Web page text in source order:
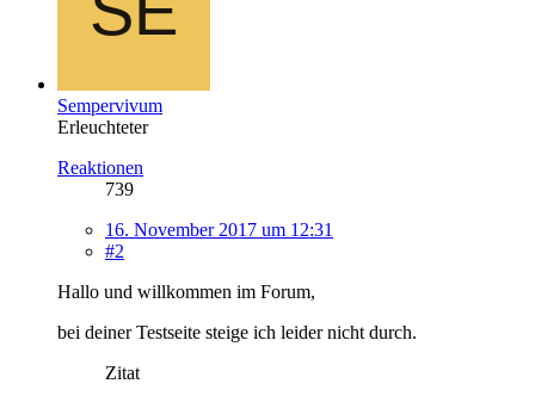
Sempervivum
Erleuchteter
Reaktionen
739
16. November 2017 um 12:31
#2
Hallo und willkommen im Forum,
bei deiner Testseite steige ich leider nicht durch.
Zitat